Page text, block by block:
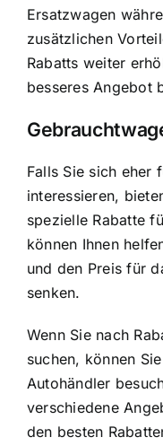
Ersatzwagen
zusätzlichen
Rabatts weiter
besseres Angebot
Falls Sie sich eher
interessieren,
spezielle Rabatte
können Ihnen
und den Preis für
senken.
Wenn Sie nach
suchen, können
Autohändler
verschiedene
den besten